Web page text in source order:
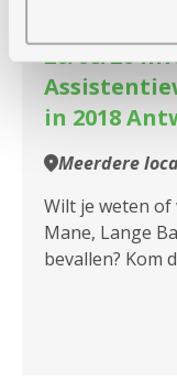
26/08/26
in 2018
Meerdere
Wilt je weten of
Mane, Lange
bevallen? Kom